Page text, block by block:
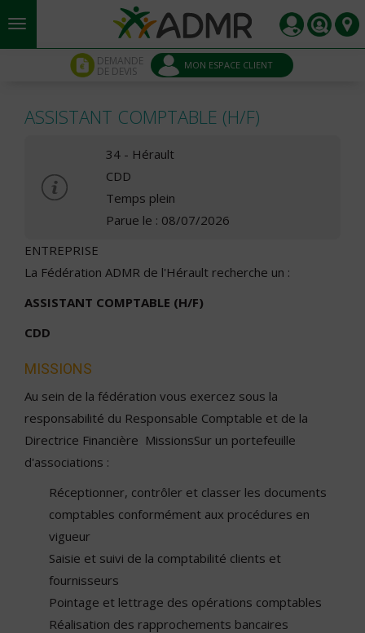
Aller au contenu principal
DEMANDE
DE DEVIS MON ESPACE CLIENT
ASSISTANT COMPTABLE (H/F)
34 - Hérault
CDD
Temps plein
Parue le : 08/07/2026
ENTREPRISE
La Fédération ADMR de l'Hérault recherche un :
ASSISTANT COMPTABLE (H/F)
CDD
MISSIONS
Au sein de la fédération vous exercez sous la
responsabilité du Responsable Comptable et de la
Directrice Financière MissionsSur un portefeuille
d'associations :
Réceptionner, contrôler et classer les documents
comptables conformément aux procédures en
vigueur
Saisie et suivi de la comptabilité clients et
fournisseurs
Pointage et lettrage des opérations comptables
Réalisation des rapprochements bancaires
Panneau de gestion des cookies